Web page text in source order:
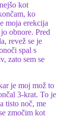
kot
ko
moja erekcija
obnore. Pred
revež se je
spal s
zato sem se
je moj mož to
3-krat. To je
tisto noč, me
zmočim kot